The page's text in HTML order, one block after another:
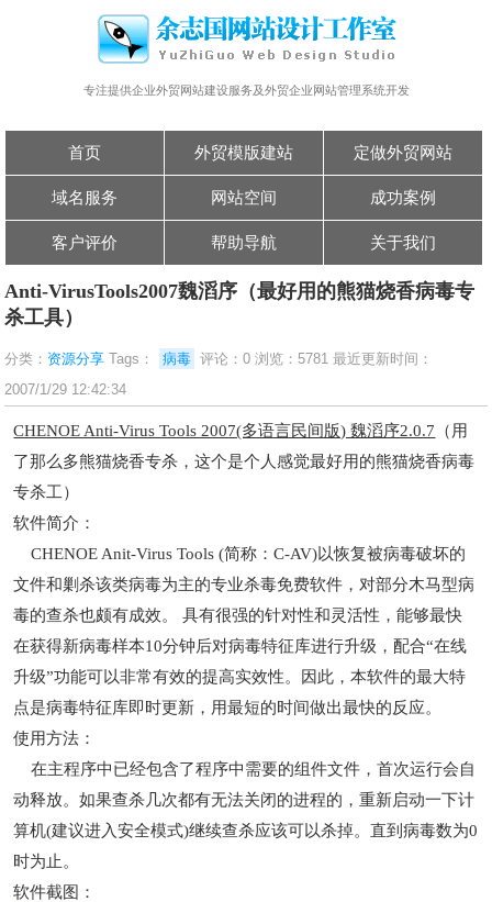
专注提供企业外贸网站建设服务及外贸企业网站管理系统开发
首页 外贸模版建站 定做外贸网站
域名服务 网站空间 成功案例
客户评价 帮助导航 关于我们
Anti-VirusTools2007魏滔序（最好用的熊猫烧香病毒专
杀工具）
分类： 资源分享 Tags： 病毒 评论：0 浏览：5781 最近更新时间：
2007/1/29 12:42:34
CHENOE Anti-Virus Tools 2007(多语言民间版) 魏滔序2.0.7 （用
了那么多熊猫烧香专杀，这个是个人感觉最好用的熊猫烧香病毒
专杀工）
软件简介：
CHENOE Anit-Virus Tools (简称：C-AV)以恢复被病毒破坏的
文件和剿杀该类病毒为主的专业杀毒免费软件，对部分木马型病
毒的查杀也颇有成效。 具有很强的针对性和灵活性，能够最快
在获得新病毒样本10分钟后对病毒特征库进行升级，配合“在线
升级”功能可以非常有效的提高实效性。因此，本软件的最大特
点是病毒特征库即时更新，用最短的时间做出最快的反应。
使用方法：
在主程序中已经包含了程序中需要的组件文件，首次运行会自
动释放。如果查杀几次都有无法关闭的进程的，重新启动一下计
算机(建议进入安全模式)继续查杀应该可以杀掉。直到病毒数为0
时为止。
软件截图：